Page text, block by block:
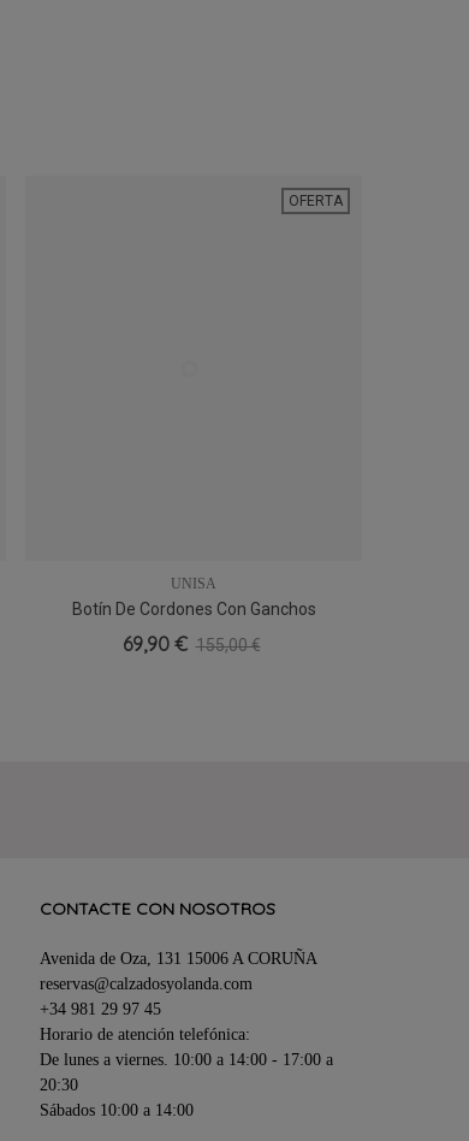
OFERTA
36
UNISA
Botín De Cordones Con Ganchos
69,90 € 155,00 €
CONTACTE CON NOSOTROS
Avenida de Oza, 131 15006 A CORUÑA
reservas@calzadosyolanda.com
+34 981 29 97 45
Horario de atención telefónica:
De lunes a viernes. 10:00 a 14:00 - 17:00 a
20:30
Sábados 10:00 a 14:00